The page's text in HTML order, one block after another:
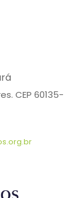
CEP 60135-